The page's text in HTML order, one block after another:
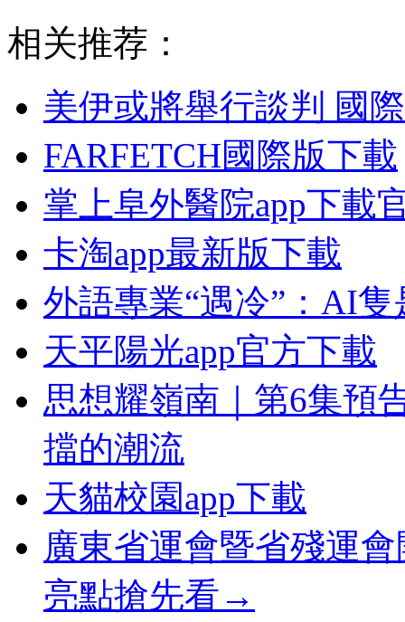
相关推荐：
美伊或將舉行談判 國
FARFETCH國際版下載
掌上阜外醫院app下載
卡淘app最新版下載
外語專業“遇冷”：AI隻
天平陽光app官方下載
思想耀嶺南｜第6集預
擋的潮流
天貓校園app下載
廣東省運會暨省殘運
亮點搶先看→